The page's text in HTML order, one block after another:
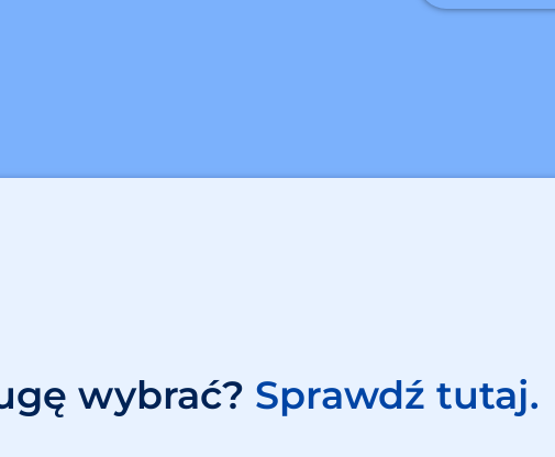
wybrać? Sprawdź tutaj.